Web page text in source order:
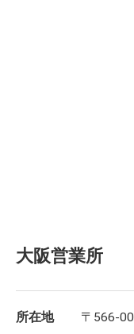
大阪営業所
所在地 〒566-